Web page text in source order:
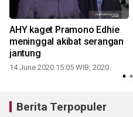
AHY kaget Pramono Edhie
meninggal akibat serangan
jantung
14 June 2020 15:05 WIB, 2020
Berita Terpopuler